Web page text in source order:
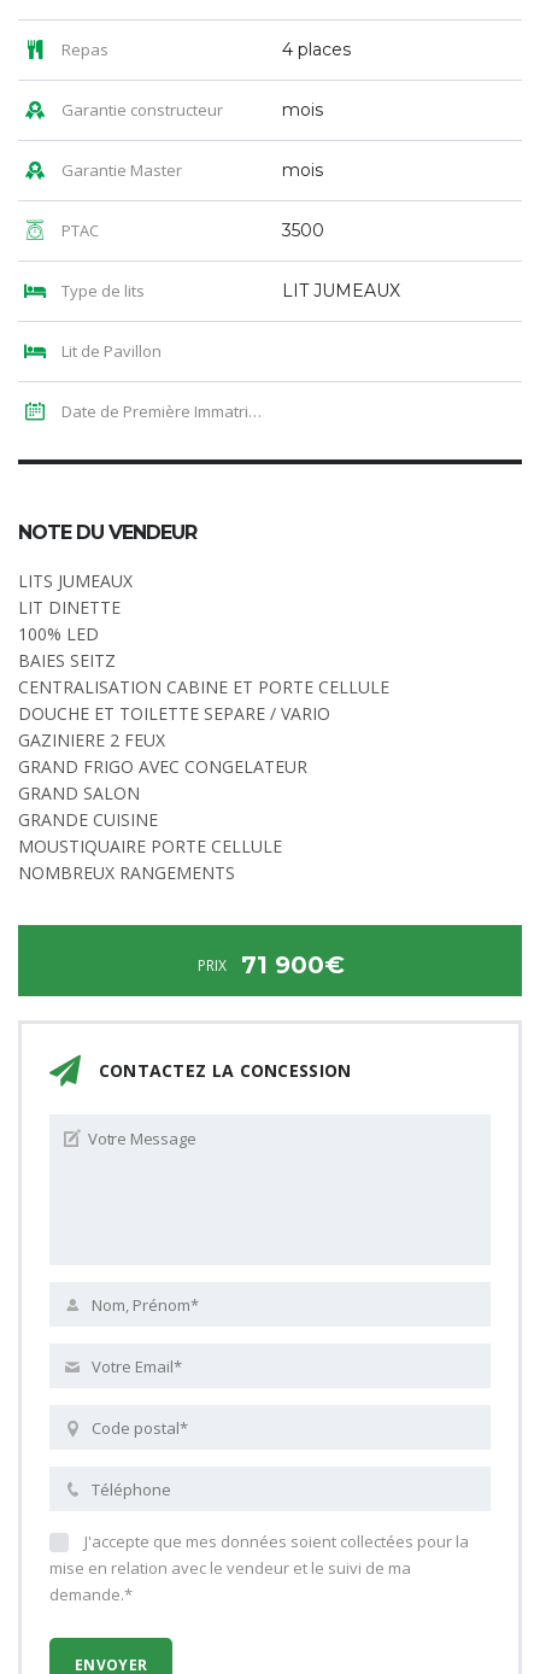
Repas 4 places
Garantie constructeur mois
Garantie Master mois
PTAC 3500
Type de lits LIT JUMEAUX
Lit de Pavillon
Date de Première Immatriculation
NOTE DU VENDEUR
LITS JUMEAUX
LIT DINETTE
100% LED
BAIES SEITZ
CENTRALISATION CABINE ET PORTE CELLULE
DOUCHE ET TOILETTE SEPARE / VARIO
GAZINIERE 2 FEUX
GRAND FRIGO AVEC CONGELATEUR
GRAND SALON
GRANDE CUISINE
MOUSTIQUAIRE PORTE CELLULE
NOMBREUX RANGEMENTS
PRIX 71 900€
CONTACTEZ LA CONCESSION
J'accepte que mes données soient collectées pour la
mise en relation avec le vendeur et le suivi de ma
demande.*